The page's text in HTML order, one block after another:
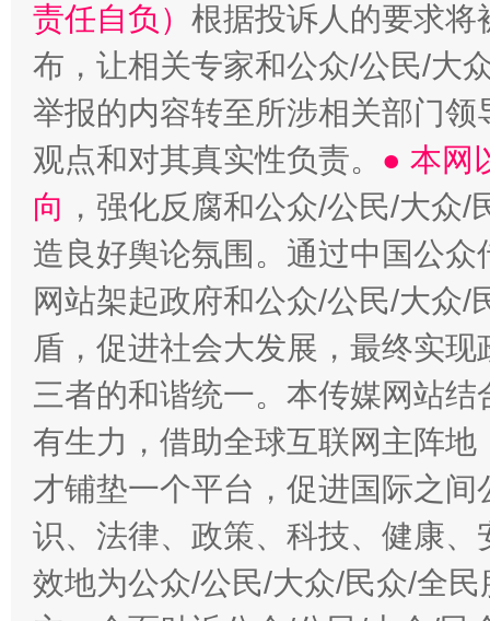
责任自负） 根据投诉人的要求将
布，让相关专家和公众/公民/大
举报的内容转至所涉相关部门
观点和对其真实性负责。 ● 本网
向 ，强化反腐和公众/公民/大众
造良好舆论氛围。通过中国公
网站架起政府和公众/公民/大众
盾，促进社会大发展，最终实
三者的和谐统一。本传媒网站
有生力，借助全球互联网主阵
才铺垫一个平台，促进国际之
识、法律、政策、科技、健康
效地为公众/公民/大众/民众/全